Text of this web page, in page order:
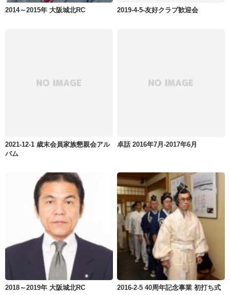
2014～2015年 大阪城北RC 2019-4-5-友好クラブ歓迎会
2021-12-1 歳末会員家族懇親会アル
バム
卓話 2016年7月-2017年6月
2018～2019年 大阪城北RC 2016-2-5 40周年記念事業 初打ち式